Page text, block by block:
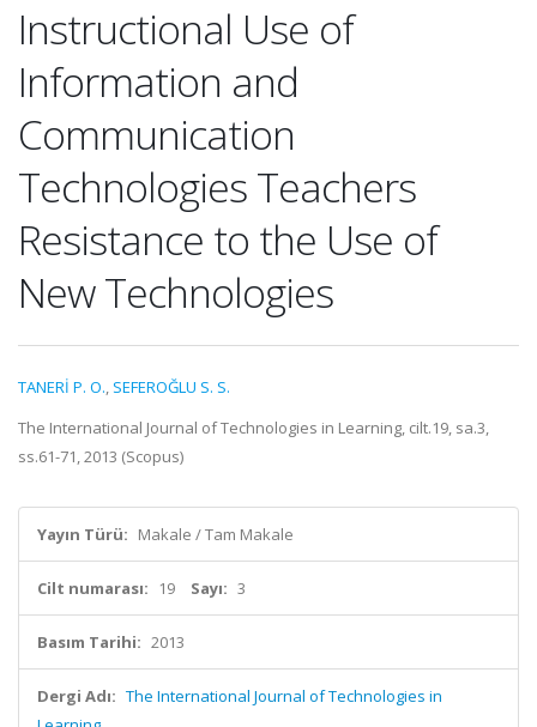
Instructional Use of
Information and
Communication
Technologies Teachers
Resistance to the Use of
New Technologies
TANERİ P. O., SEFEROĞLU S. S.
The International Journal of Technologies in Learning, cilt.19, sa.3,
ss.61-71, 2013 (Scopus)
Yayın Türü: Makale / Tam Makale
Cilt numarası: 19 Sayı: 3
Basım Tarihi: 2013
Dergi Adı: The International Journal of Technologies in